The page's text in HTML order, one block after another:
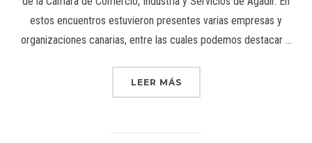
estos encuentros estuvieron presentes varias empresas y
organizaciones canarias, entre las cuales podemos destacar …
LEER MÁS